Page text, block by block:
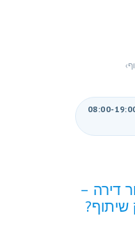
›
לייעוץ: א'-ה' 08:00-19:00
דירה –
שיתוף?